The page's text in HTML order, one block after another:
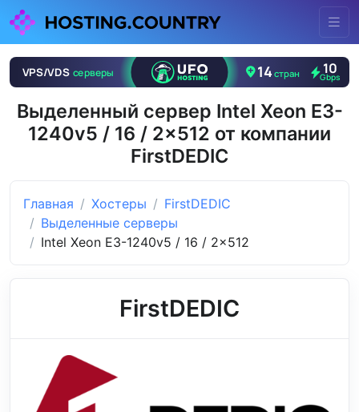
Выделенный сервер Intel Xeon E3-
1240v5 / 16 / 2x512 от компании
FirstDEDIC
Главная Хостеры
FirstDEDIC
Выделенные серверы
Intel Xeon E3-1240v5 / 16 / 2x512
FirstDEDIC